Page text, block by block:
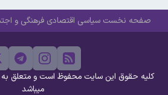
صفحه نخست سیاسی اقتصادی فرهنگی و
کلیه حقوق این سایت محفوظ است و متعلق به
میباشد